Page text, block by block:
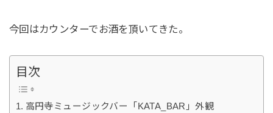
今回はカウンターでお酒を頂いてきた。
目次
高円寺ミュージックバー「KATA_BAR」外観